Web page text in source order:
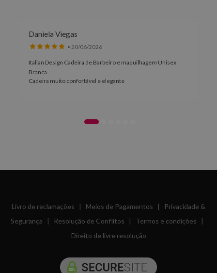
Daniela Viegas
• 20/06/2026
Italian Design Cadeira de Barbeiro e maquilhagem Unisex
Branca
Cadeira muito confortável e elegante
Livro de reclamações | Meios de Pagamentos |
Privacidade &
Segurança | Resolução de Conflitos | Termos e condições |
Direito de livre resolução